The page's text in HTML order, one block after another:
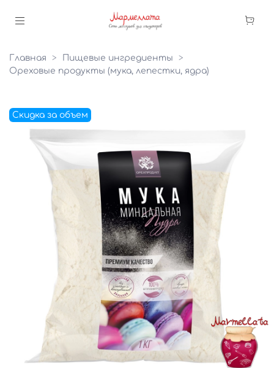
Главная
Пищевые ингредиенты
Ореховые продукты (мука, лепестки, ядра)
Скидка за объем